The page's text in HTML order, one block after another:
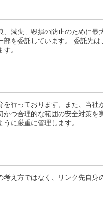
滅失、毀損の防止のために
を委託しています。 委託先
。
行っております。また、当
つ合理的な範囲の安全対策
に厳重に管理します。
え方ではなく、リンク先自身